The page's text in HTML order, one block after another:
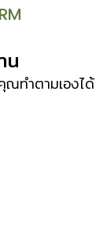
น
ณทำตามเองได้